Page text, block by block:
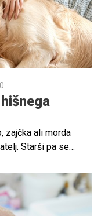
zajčka ali morda
Starši pa se
obveznost za